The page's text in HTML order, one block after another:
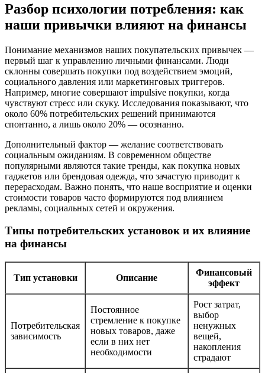
Разбор психологии потребления: как
наши привычки влияют на финансы
Понимание механизмов наших покупательских привычек —
первый шаг к управлению личными финансами. Люди
склонны совершать покупки под воздействием эмоций,
социального давления или маркетинговых триггеров.
Например, многие совершают impulsive покупки, когда
чувствуют стресс или скуку. Исследования показывают, что
около 60% потребительских решений принимаются
спонтанно, а лишь около 20% — осознанно.
Дополнительный фактор — желание соответствовать
социальным ожиданиям. В современном обществе
популярными являются такие тренды, как покупка новых
гаджетов или брендовая одежда, что зачастую приводит к
перерасходам. Важно понять, что наше восприятие и оценки
стоимости товаров часто формируются под влиянием
рекламы, социальных сетей и окружения.
Типы потребительских установок и их влияние
на финансы
Тип установки Описание
Финансовый
эффект
Потребительская
зависимость
Постоянное
стремление к покупке
новых товаров, даже
если в них нет
необходимости
Рост затрат,
выбор
ненужных
вещей,
накопления
страдают